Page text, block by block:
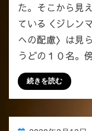
た。そこから見
ている＜ジレン
への配慮〉は
うどの１０名。
続きを読む